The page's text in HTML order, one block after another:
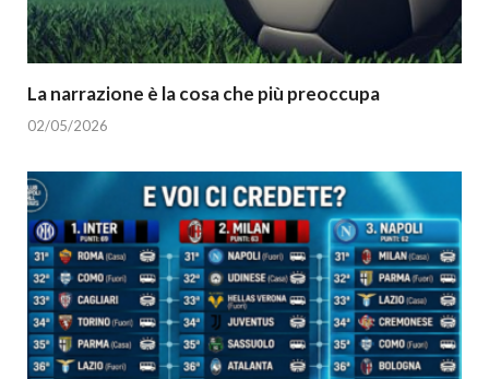
La narrazione è la cosa che più preoccupa
02/05/2026